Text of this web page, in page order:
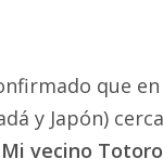
que
y Japón)
Mi vecino Totoro